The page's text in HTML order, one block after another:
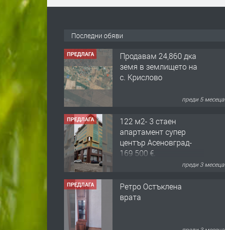
Последни обяви
ПРЕДЛАГА
Продавам 24,860 дка
земя в землището на
с. Крислово
преди 5 месеца
ПРЕДЛАГА
122 м2- 3 стаен
апартамент супер
център Асеновград-
169 500 €.
преди 3 месеца
ПРЕДЛАГА
Ретро Остъклена
врата